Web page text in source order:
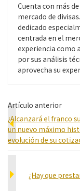
Cuenta con más
mercado de
dedicado
centrada en el
experiencia como
por sus análisis
aprovecha su
Artículo anterior
¿Alcanzará el franco
un nuevo máximo
evolución de su
¿Hay que